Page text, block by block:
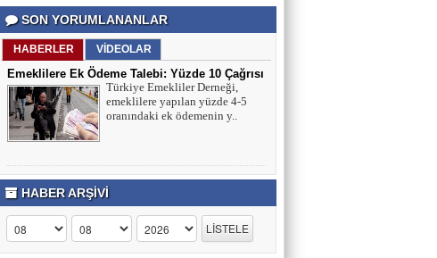
porno
izle
antalya
escort
antalya
escort
antalya
escort
bursa
escort
bursa
alanya
escort
Genel
Hesap
Türkiye
şehir
rehberi
Takviye
karşılaştırmaları
SON YORUMLANANLAR
HABERLER VİDEOLAR
Emeklilere Ek Ödeme Talebi: Yüzde 10 Çağrısı
Türkiye Emekliler Derneği,
emeklilere yapılan yüzde 4-5
oranındaki ek ödemenin y..
HABER ARŞİVİ